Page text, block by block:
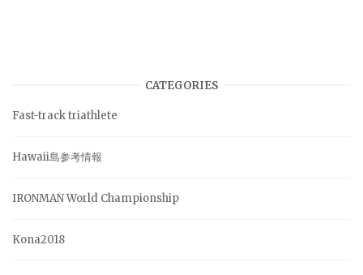
CATEGORIES
Fast-track triathlete
Hawaii島参考情報
IRONMAN World Championship
Kona2018